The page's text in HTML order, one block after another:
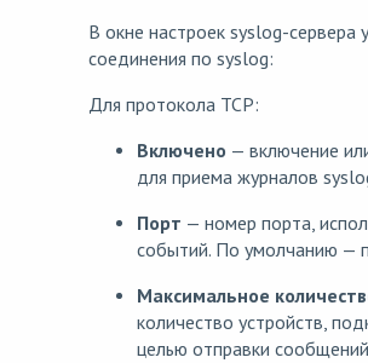
В окне настроек syslog-сервера
соединения по syslog:
Для протокола TCP:
Включено — включение
для приема журналов
Порт — номер порта,
событий. По умолчанию —
Максимальное
количество устройств,
целью отправки